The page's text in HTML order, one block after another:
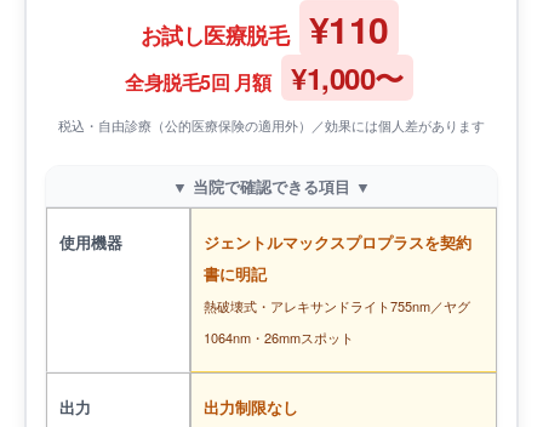
お試し医療脱毛 ¥110
全身脱毛5回 月額 ¥1,000〜
税込・自由診療（公的医療保険の適用外）／効果には個人差があります
▼ 当院で確認できる項目 ▼
使用機器
ジェントルマックスプロプラスを契約
書に明記
熱破壊式・アレキサンドライト755nm／ヤグ
1064nm・26mmスポット
出力 出力制限なし